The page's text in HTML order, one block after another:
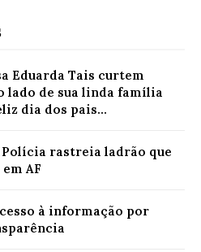
Eduarda Tais curtem
lado de sua linda família
dia dos pais...
Polícia rastreia ladrão que
AF
à informação por